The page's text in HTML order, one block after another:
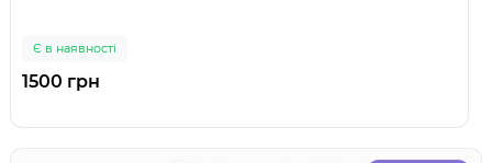
Є в наявності
1500 грн